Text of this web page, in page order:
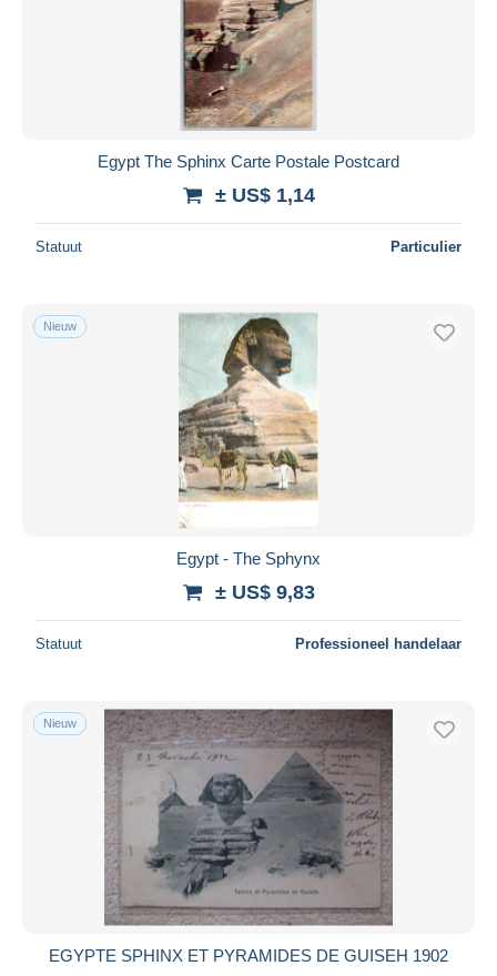
Egypt The Sphinx Carte Postale Postcard
± US$ 1,14
Statuut Particulier
Nieuw
Egypt - The Sphynx
± US$ 9,83
Statuut Professioneel handelaar
Nieuw
EGYPTE SPHINX ET PYRAMIDES DE GUISEH 1902